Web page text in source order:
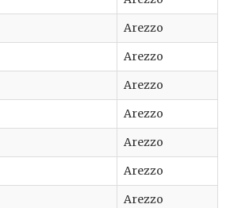
Arezzo
Arezzo
Arezzo
Arezzo
Arezzo
Arezzo
Arezzo